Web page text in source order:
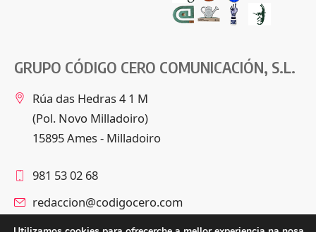
GRUPO CÓDIGO CERO COMUNICACIÓN, S.L.
Rúa das Hedras 4 1 M
(Pol. Novo Milladoiro)
15895 Ames - Milladoiro
981 53 02 68
redaccion@codigocero.com